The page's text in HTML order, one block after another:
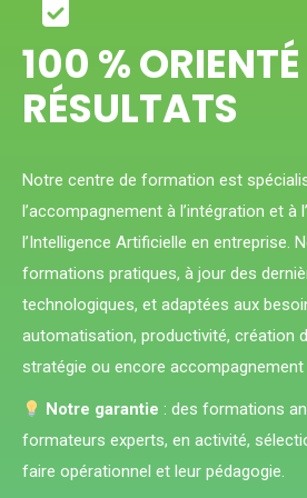
100 % ORIENTÉ
RÉSULTATS
Notre centre de formation est
l’accompagnement à l’intégration et à
l’Intelligence Artificielle en entreprise.
formations pratiques, à jour des
technologiques, et adaptées aux
automatisation, productivité, création
stratégie ou encore accompagnement
Notre garantie : des formations
formateurs experts, en activité,
faire opérationnel et leur pédagogie.